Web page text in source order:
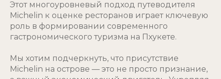
Этот многоуровневый подход путеводителя
Michelin к оценке ресторанов играет ключевую
роль в формировании современного
гастрономического туризма на Пхукете.
Мы хотим подчеркнуть, что присутствие
Michelin на острове — это не просто признание,